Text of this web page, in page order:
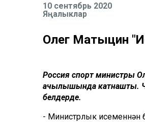
10 сентябрь 2020
Яңалыклар
Олег Матыцин
Россия спорт министры
ачылышында катнашты.
белдерде.
- Министрлык исеменнән